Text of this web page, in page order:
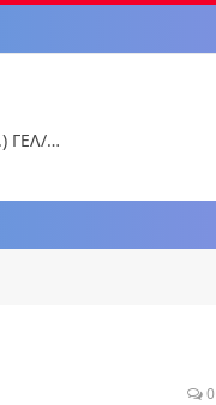
Ηλεκτρονική υποβολή του Μηχανογραφικού Δελτίου (Μ.Δ.) ΓΕΛ/ΕΠΑΛ 2026 για εισαγωγή στην Τριτοβάθμια Εκπαίδευση
0